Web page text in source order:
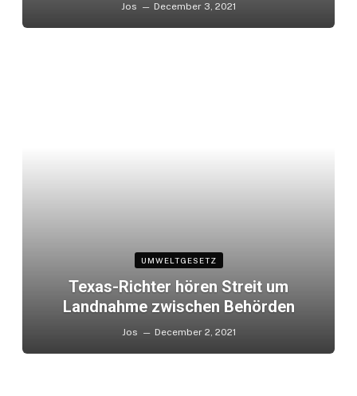
Jos December 3, 2021
UMWELTGESETZ
Texas-Richter hören Streit um
Landnahme zwischen Behörden
Jos December 2, 2021